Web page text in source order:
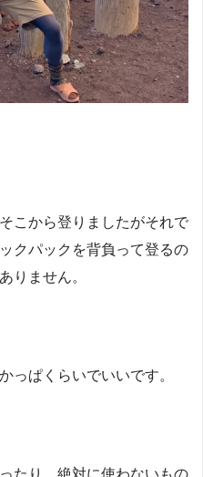
こから登りましたがそれで
クパックを背負って登るの
りません。
っぱくらいでいいです。
たり、絶対に使わないもの